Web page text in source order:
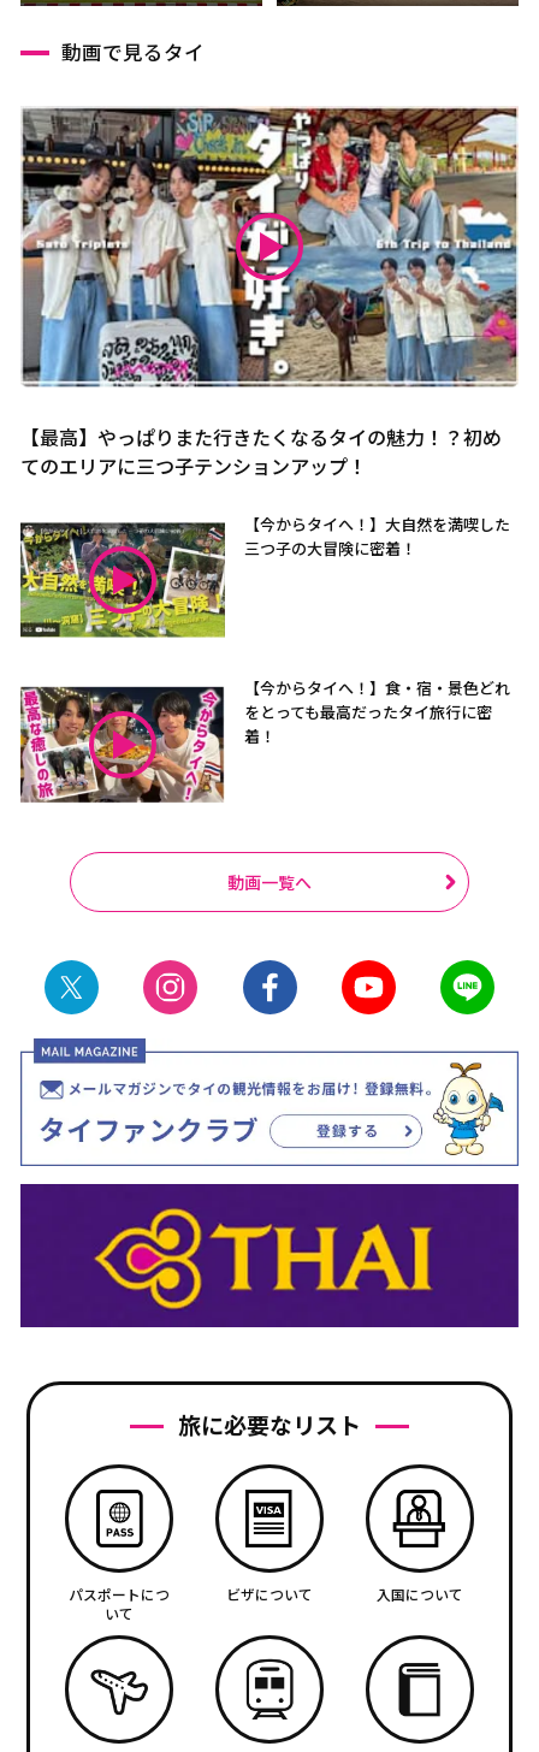
動画で見るタイ
【最高】やっぱりまた行きたくなるタイの魅力！？初め
てのエリアに三つ子テンションアップ！
【今からタイへ！】大自然を満喫した
三つ子の大冒険に密着！
【今からタイへ！】食・宿・景色どれ
をとっても最高だったタイ旅行に密
着！
動画一覧へ
旅に必要なリスト
パスポートにつ
いて
ビザについて 入国について